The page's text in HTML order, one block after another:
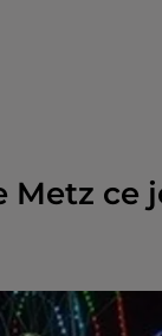
ce